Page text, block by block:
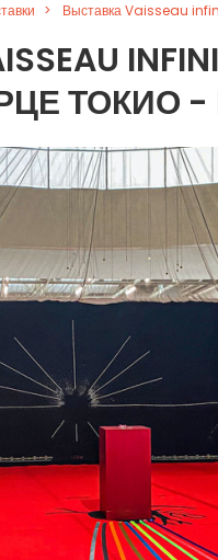
Выставка Vaisseau
ТОКИО